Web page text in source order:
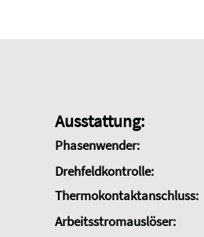
Ausstattung:
Phasenwender:
Drehfeldkontrolle:
Thermokontaktanschluss:
Arbeitsstromauslöser: